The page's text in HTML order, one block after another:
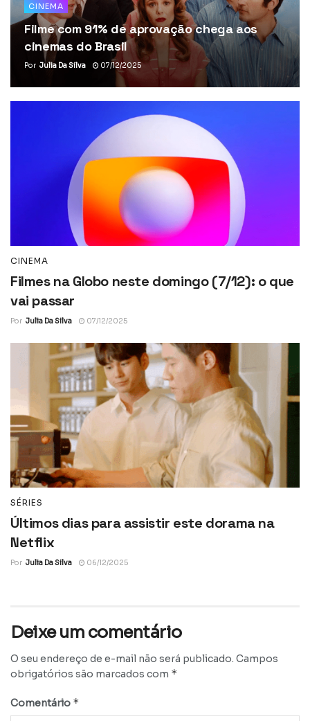
CINEMA
Filme com 91% de aprovação chega aos
cinemas do Brasil
Por Julia Da Silva 07/12/2025
CINEMA
Filmes na Globo neste domingo (7/12): o que
vai passar
Por Julia Da Silva 07/12/2025
SÉRIES
Últimos dias para assistir este dorama na
Netflix
Por Julia Da Silva 06/12/2025
Deixe um comentário
O seu endereço de e-mail não será publicado. Campos
obrigatórios são marcados com *
Comentário *